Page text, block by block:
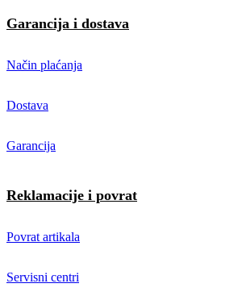
Garancija i dostava
Način plaćanja
Dostava
Garancija
Reklamacije i povrat
Povrat artikala
Servisni centri